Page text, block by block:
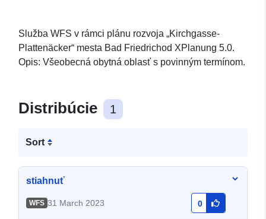
Služba WFS v rámci plánu rozvoja „Kirchgasse-
Plattenäcker“ mesta Bad Friedrichod XPlanung 5.0.
Opis: Všeobecná obytná oblasť s povinným termínom.
Distribúcie 1
Sort
stiahnuť
WFS 31 March 2023 0